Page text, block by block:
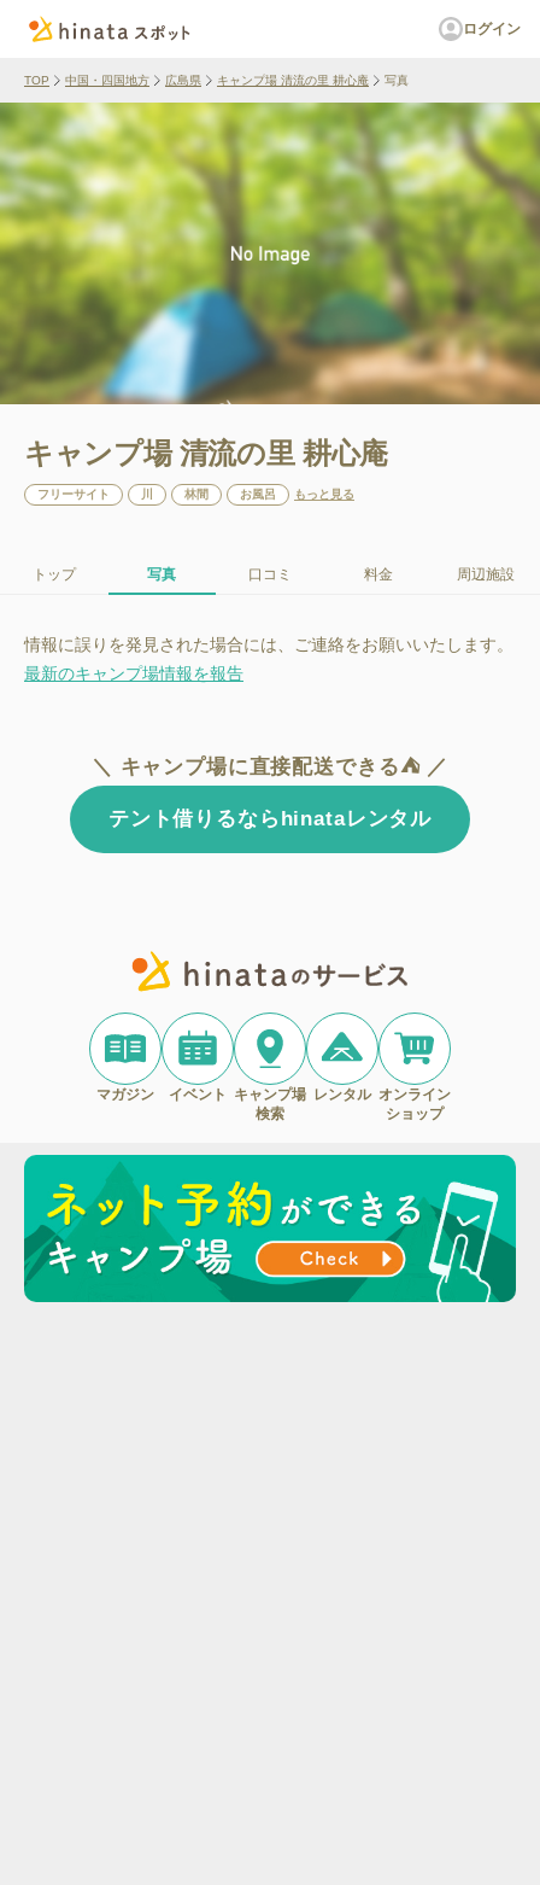
ログイン
TOP 中国・四国地方 広島県 キャンプ場 清流の里 耕心庵 写真
キャンプ場 清流の里 耕心庵
フリーサイト 林間 お風呂 もっと見る
トップ 写真 口コミ 料金 周辺施設
情報に誤りを発見された場合には、ご連絡をお願いいたします。
最新のキャンプ場情報を報告
＼ キャンプ場に直接配送できる⛺ ／
テント借りるならhinataレンタル
マガジン イベント
キャンプ場
検索
レンタル オンライン
ショップ